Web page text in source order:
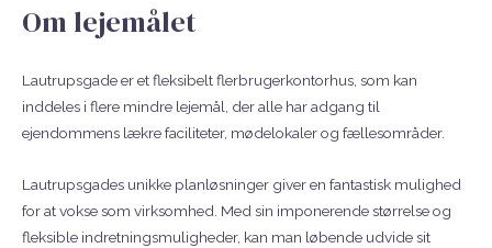
Om lejemålet
Lautrupsgade er et fleksibelt flerbrugerkontorhus, som kan
inddeles i flere mindre lejemål, der alle har adgang til
ejendommens lækre faciliteter, mødelokaler og fællesområder.
Lautrupsgades unikke planløsninger giver en fantastisk mulighed
for at vokse som virksomhed. Med sin imponerende størrelse og
fleksible indretningsmuligheder, kan man løbende udvide sit